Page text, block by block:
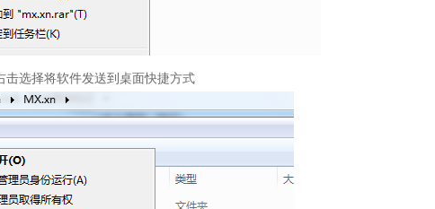
选择将软件发送到桌面快捷方式